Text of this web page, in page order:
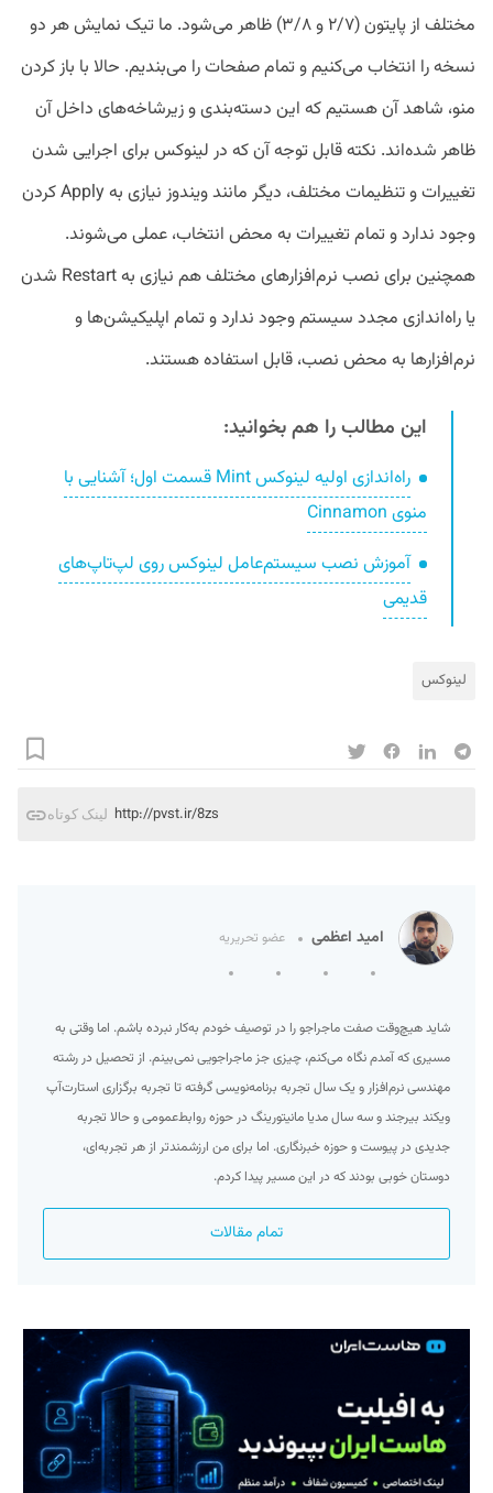
مختلف از پایتون (۲/۷ و ۳/۸) ظاهر می‌شود. ما تیک نمایش هر دو
نسخه را انتخاب می‌کنیم و تمام صفحات را می‌بندیم. حالا با باز کردن
منو، شاهد آن هستیم که این دسته‌بندی و زیرشاخه‌های داخل آن
ظاهر شده‌اند. نکته قابل توجه آن که در لینوکس برای اجرایی شدن
تغییرات و تنظیمات مختلف، دیگر مانند ویندوز نیازی به Apply کردن
وجود ندارد و تمام تغییرات به محض انتخاب، عملی می‌شوند.
همچنین برای نصب نرم‌افزار‌های مختلف هم نیازی به Restart شدن
یا راه‌اندازی مجدد سیستم وجود ندارد و تمام اپلیکیشن‌ها و
نرم‌افزار‌ها به محض نصب، قابل استفاده هستند.
این مطالب را هم بخوانید:
راه‌اندازی اولیه لینوکس Mint قسمت اول؛ آشنایی با
منوی Cinnamon
آموزش نصب سیستم‌عامل لینوکس روی لپ‌تاپ‌های
قدیمی
لینوکس
لینک کوتاه http://pvst.ir/8zs
امید اعظمی عضو تحریریه
شاید هیچ‌وقت صفت ماجراجو را در توصیف خودم به‌کار نبرده‌ باشم. اما وقتی به
مسیری که آمدم نگاه می‌کنم، چیزی جز ماجراجویی نمی‌بینم. از تحصیل در رشته
مهندسی نرم‌افزار و یک سال تجربه برنامه‌نویسی گرفته تا تجربه برگزاری استارت‌آپ
ویکند بیرجند و سه سال مدیا مانیتورینگ در حوزه روابط‌عمومی و حالا تجربه
جدیدی در پیوست و حوزه خبرنگاری. اما برای من ارزشمند‌تر از هر تجربه‌ای،
دوستان خوبی بودند که در این مسیر پیدا کردم.
تمام مقالات